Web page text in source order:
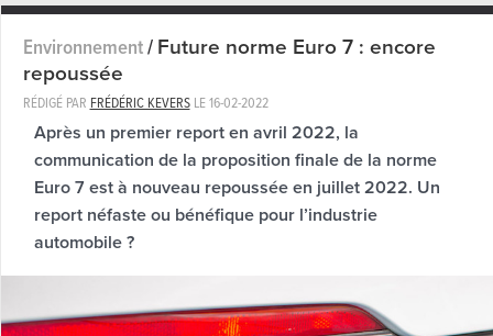
Environnement/Future norme Euro 7 : encore
repoussée
RÉDIGÉ PAR FRÉDÉRIC KEVERSLE16-02-2022
Après un premier report en avril 2022, la
communication de la proposition finale de la norme
Euro 7 est à nouveau repoussée en juillet 2022. Un
report néfaste ou bénéfique pour l’industrie
automobile ?